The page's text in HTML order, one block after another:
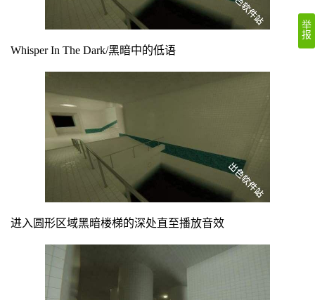
Whisper In The Dark/黑暗中的低语
进入圆形区域黑暗楼梯的深处直至播放音效
举
报